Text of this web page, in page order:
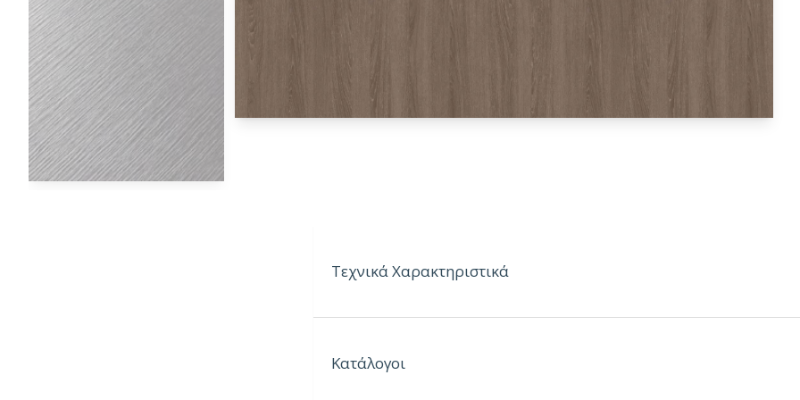
Τεχνικά Χαρακτηριστικά
Παραγόμενο πλάτος:
Κατάλογοι